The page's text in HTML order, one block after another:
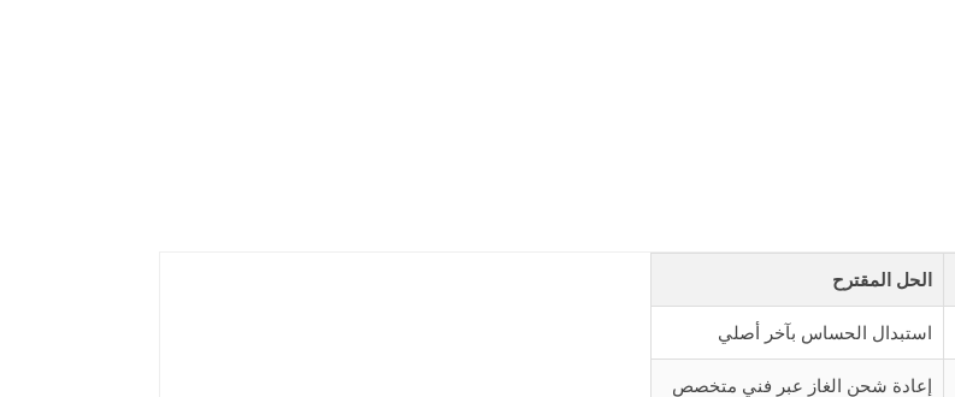
الحل المقترح
استبدال الحساس بآخر أصلي
إعادة شحن الغاز عبر فني متخصص